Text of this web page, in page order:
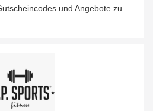
und Angebote zu